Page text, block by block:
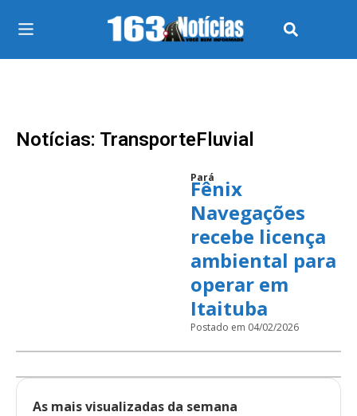
Notícias: TransporteFluvial
Pará
Fênix
Navegações
recebe licença
ambiental para
operar em
Itaituba
Postado em 04/02/2026
As mais visualizadas da semana